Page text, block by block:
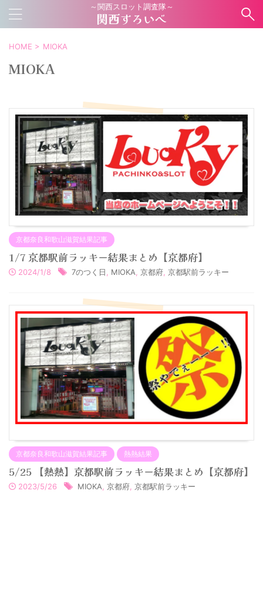
～関西スロット調査隊～
関西すろいべ
HOME > MIOKA
MIOKA
京都奈良和歌山滋賀結果記事
1/7 京都駅前ラッキー結果まとめ【京都府】
2024/1/8 7のつく日 MIOKA 京都府 京都駅前ラッキー
京都奈良和歌山滋賀結果記事 熱熱結果
5/25 【熱熱】京都駅前ラッキー結果まとめ【京都府】
2023/5/26 MIOKA 京都府 京都駅前ラッキー